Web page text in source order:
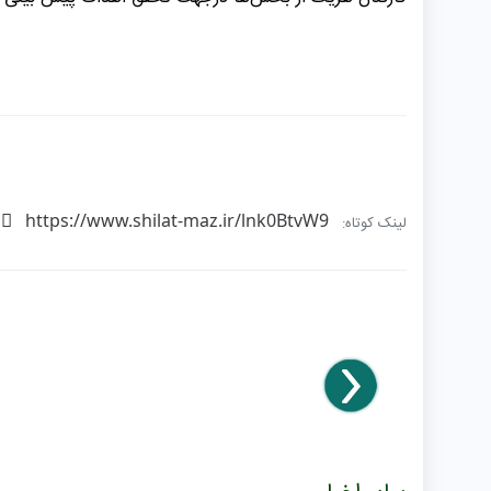
لینک کوتاه: https://www.shilat-maz.ir/lnk0BtvW9